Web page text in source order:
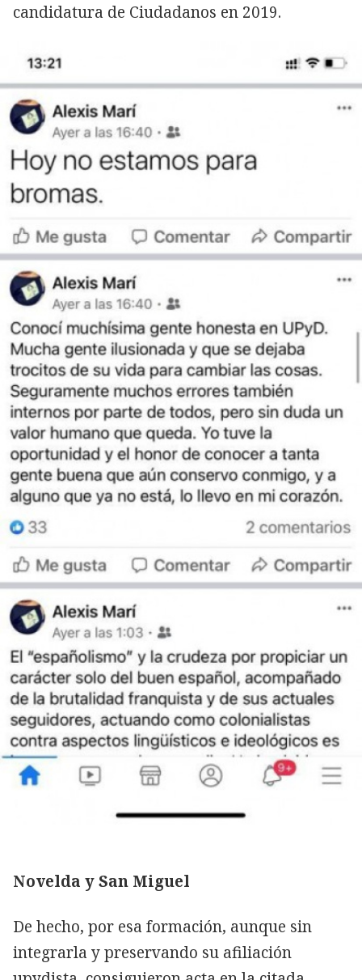
candidatura de Ciudadanos en 2019.
Novelda y San Miguel
De hecho, por esa formación, aunque sin
integrarla y preservando su afiliación